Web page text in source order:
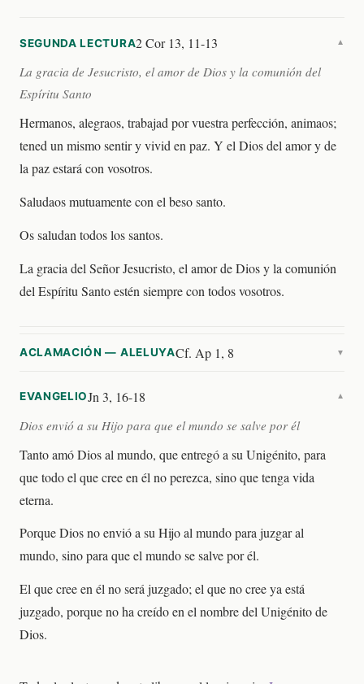
SEGUNDA LECTURA2 Cor 13, 11-13 ▼
La gracia de Jesucristo, el amor de Dios y la comunión del
Espíritu Santo
Hermanos, alegraos, trabajad por vuestra perfección, animaos;
tened un mismo sentir y vivid en paz. Y el Dios del amor y de
la paz estará con vosotros.
Saludaos mutuamente con el beso santo.
Os saludan todos los santos.
La gracia del Señor Jesucristo, el amor de Dios y la comunión
del Espíritu Santo estén siempre con todos vosotros.
ACLAMACIÓN — ALELUYACf. Ap 1, 8 ▼
EVANGELIOJn 3, 16-18 ▼
Dios envió a su Hijo para que el mundo se salve por él
Tanto amó Dios al mundo, que entregó a su Unigénito, para
que todo el que cree en él no perezca, sino que tenga vida
eterna.
Porque Dios no envió a su Hijo al mundo para juzgar al
mundo, sino para que el mundo se salve por él.
El que cree en él no será juzgado; el que no cree ya está
juzgado, porque no ha creído en el nombre del Unigénito de
Dios.